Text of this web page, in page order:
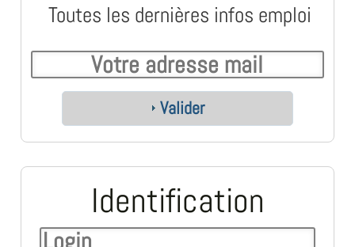
Toutes les dernières infos emploi
Valider
Identification